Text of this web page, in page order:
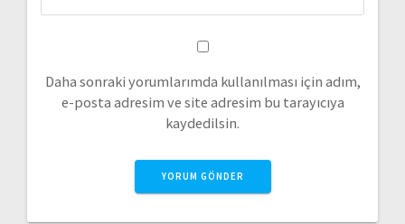
Daha sonraki yorumlarımda kullanılması için adım,
e-posta adresim ve site adresim bu tarayıcıya
kaydedilsin.